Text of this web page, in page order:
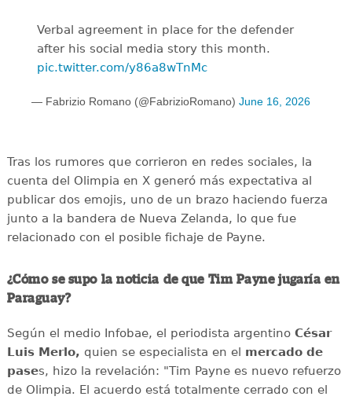
Verbal agreement in place for the defender
after his social media story this month.
pic.twitter.com/y86a8wTnMc
— Fabrizio Romano (@FabrizioRomano) June 16, 2026
Tras los rumores que corrieron en redes sociales, la
cuenta del Olimpia en X generó más expectativa al
publicar dos emojis, uno de un brazo haciendo fuerza
junto a la bandera de Nueva Zelanda, lo que fue
relacionado con el posible fichaje de Payne.
¿Cómo se supo la noticia de que Tim Payne jugaría en
Paraguay?
Según el medio Infobae, el periodista argentino César
Luis Merlo, quien se especialista en el mercado de
pases, hizo la revelación: "Tim Payne es nuevo refuerzo
de Olimpia. El acuerdo está totalmente cerrado con el